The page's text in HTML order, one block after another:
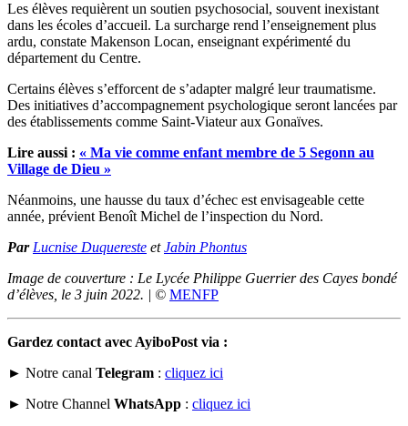
Les élèves requièrent un soutien psychosocial, souvent inexistant
dans les écoles d’accueil. La surcharge rend l’enseignement plus
ardu, constate Makenson Locan, enseignant expérimenté du
département du Centre.
Certains élèves s’efforcent de s’adapter malgré leur traumatisme.
Des initiatives d’accompagnement psychologique seront lancées par
des établissements comme Saint-Viateur aux Gonaïves.
Lire aussi : « Ma vie comme enfant membre de 5 Segonn au
Village de Dieu »
Néanmoins, une hausse du taux d’échec est envisageable cette
année, prévient Benoît Michel de l’inspection du Nord.
Par Lucnise Duquereste etJabin Phontus
Image de couverture : Le Lycée Philippe Guerrier des Cayes bondé
d’élèves, le 3 juin 2022. | © MENFP
Gardez contact avec AyiboPost via :
► Notre canal Telegram : cliquez ici
► Notre Channel WhatsApp : cliquez ici